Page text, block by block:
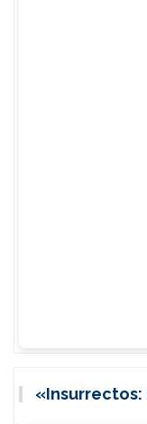
«Insurrectos: